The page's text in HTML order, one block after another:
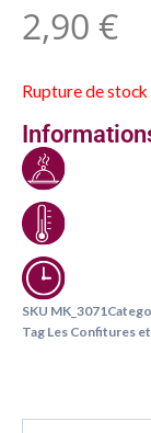
2,90 €
Rupture de stock
SKU MK_3071
Tag Les Confitures